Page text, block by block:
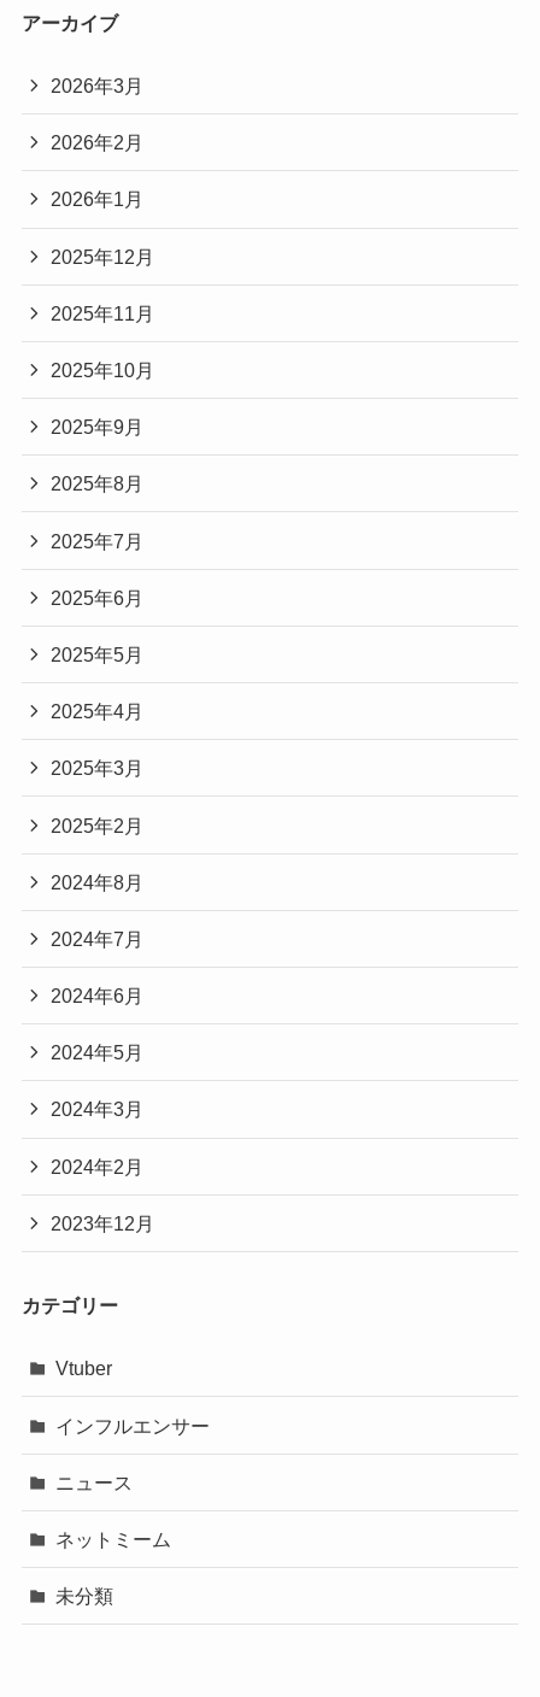
アーカイブ
2026年3月
2026年2月
2026年1月
2025年12月
2025年11月
2025年10月
2025年9月
2025年8月
2025年7月
2025年6月
2025年5月
2025年4月
2025年3月
2025年2月
2024年8月
2024年7月
2024年6月
2024年5月
2024年3月
2024年2月
2023年12月
カテゴリー
Vtuber
インフルエンサー
ニュース
ネットミーム
未分類